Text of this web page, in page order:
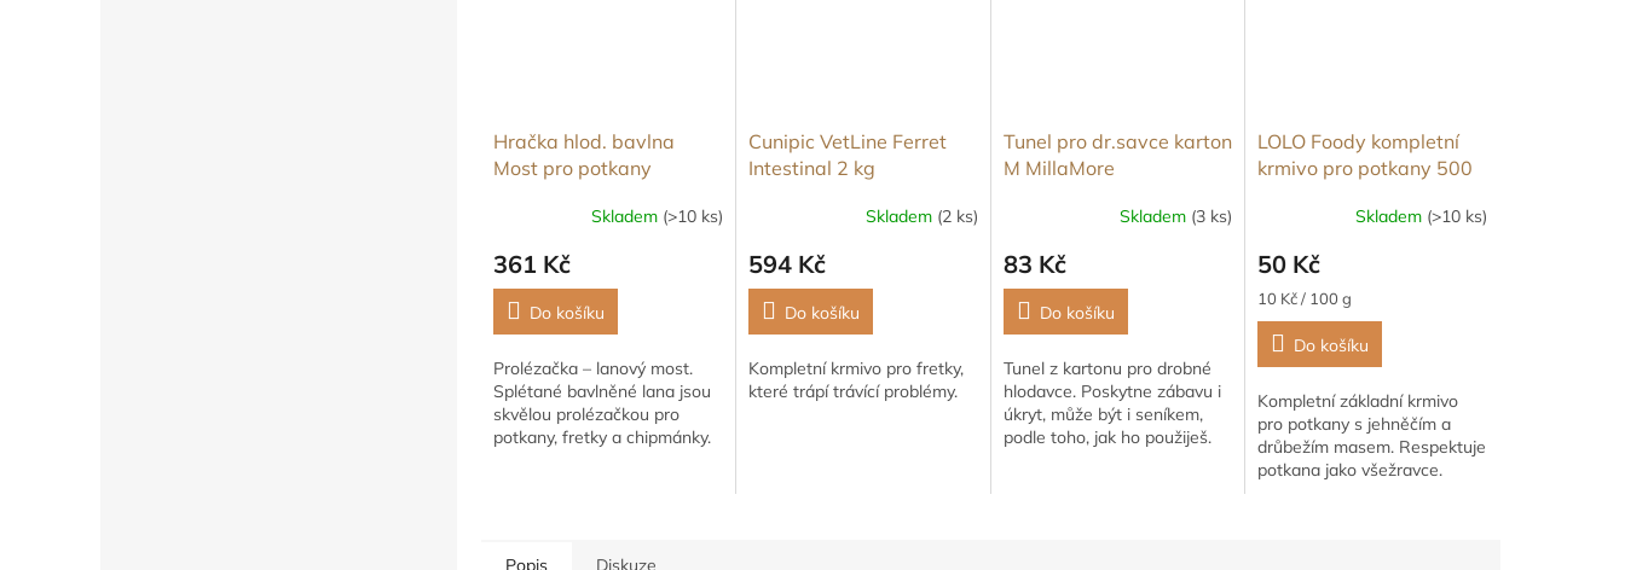
Hračka hlod. bavlna
Most pro potkany
Skladem (>10 ks)
361 Kč
Do košíku
Prolézačka – lanový most.
Splétané bavlněné lana jsou
skvělou prolézačkou pro
potkany, fretky a chipmánky.
Cunipic VetLine Ferret
Intestinal 2 kg
Skladem (2 ks)
594 Kč
Do košíku
Kompletní krmivo pro fretky,
které trápí trávící problémy.
Tunel pro dr.savce karton
M MillaMore
Skladem (3 ks)
83 Kč
Do košíku
Tunel z kartonu pro drobné
hlodavce. Poskytne zábavu i
úkryt, může být i seníkem,
podle toho, jak ho použiješ.
LOLO Foody kompletní
krmivo pro potkany 500
Skladem (>10 ks)
50 Kč
Měrná
cena:
10 Kč / 100 g
Do košíku
Kompletní základní krmivo
pro potkany s jehněčím a
drůbežím masem. Respektuje
potkana jako všežravce.
Popis Diskuze